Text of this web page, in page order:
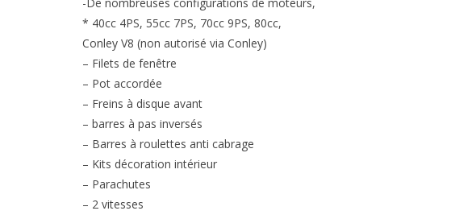
* 40cc 4PS, 55cc 7PS, 70cc 9PS, 80cc,
Conley V8 (non autorisé via Conley)
– Filets de fenêtre
– Pot accordée
– Freins à disque avant
– barres à pas inversés
– Barres à roulettes anti cabrage
– Kits décoration intérieur
– Parachutes
– 2 vitesses